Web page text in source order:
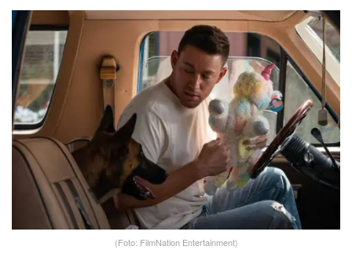
(Foto: FilmNation Entertainment)